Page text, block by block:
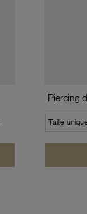
Piercing
Taille